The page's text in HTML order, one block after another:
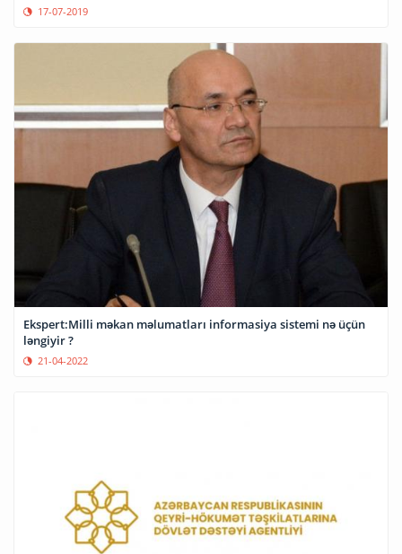
17-07-2019
Ekspert:Milli məkan məlumatları informasiya sistemi nə üçün
ləngiyir ?
21-04-2022